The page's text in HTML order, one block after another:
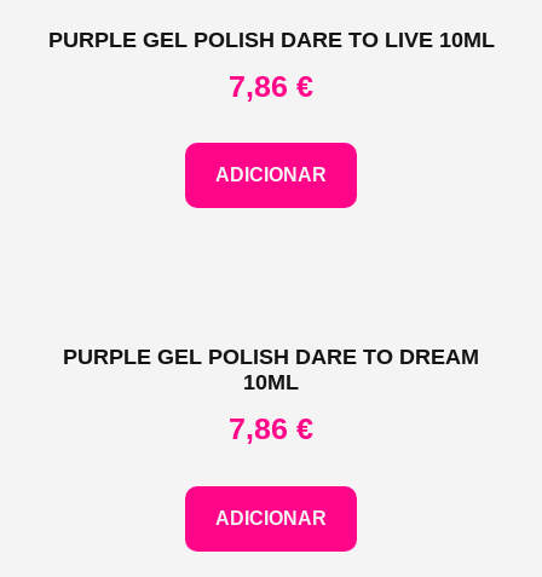
PURPLE GEL POLISH DARE TO LIVE 10ML
7,86 €
ADICIONAR
PURPLE GEL POLISH DARE TO DREAM
10ML
7,86 €
ADICIONAR